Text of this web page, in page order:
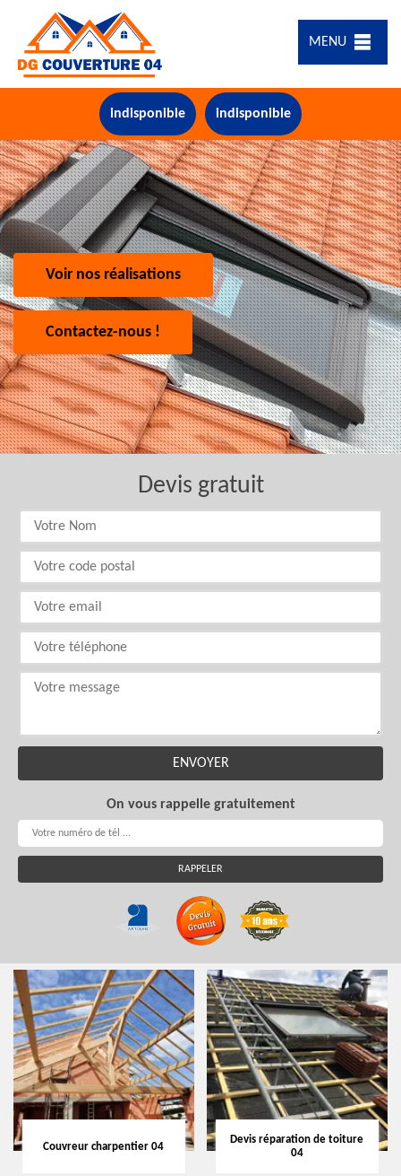
MENU
indisponible indisponible
Voir nos réalisations
Contactez-nous !
Devis gratuit
On vous rappelle gratuitement
Couvreur charpentier 04
Devis réparation de toiture
04